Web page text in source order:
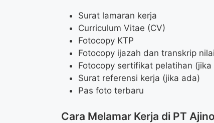
Surat lamaran kerja
Curriculum Vitae (CV)
Fotocopy KTP
Fotocopy ijazah dan transkrip nilai
Fotocopy sertifikat pelatihan (jika
Surat referensi kerja (jika ada)
Pas foto terbaru
Cara Melamar Kerja di PT